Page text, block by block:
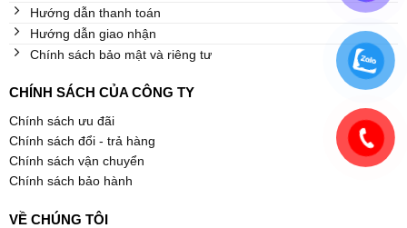
Hướng dẫn thanh toán
Hướng dẫn giao nhận
Chính sách bảo mật và riêng tư
CHÍNH SÁCH CỦA CÔNG TY
Chính sách ưu đãi
Chính sách đổi - trả hàng
Chính sách vận chuyển
Chính sách bảo hành
VỀ CHÚNG TÔI